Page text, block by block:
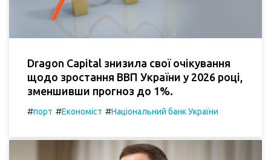
Dragon Capital знизила свої очікування
щодо зростання ВВП України у 2026 році,
зменшивши прогноз до 1%.
#порт #Економіст #Національний банк України